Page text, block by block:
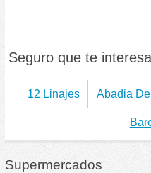
Seguro que te
12 Linajes Abadia
Supermercados